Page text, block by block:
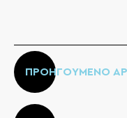
ΠΡΟΗΓΟΥΜΕΝΟ